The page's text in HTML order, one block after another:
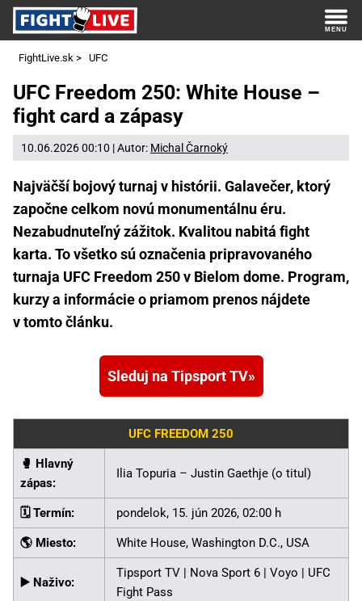
FightLive.sk > UFC
UFC Freedom 250: White House –
fight card a zápasy
10.06.2026 00:10 | Autor: Michal Čarnoký
Najväčší bojový turnaj v histórii. Galavečer, ktorý
započne celkom novú monumentálnu éru.
Nezabudnuteľný zážitok. Kvalitou nabitá fight
karta. To všetko sú označenia pripravovaného
turnaja UFC Freedom 250 v Bielom dome. Program,
kurzy a informácie o priamom prenos nájdete
v tomto článku.
Sleduj na Tipsport TV
UFC FREEDOM 250
🥊️ Hlavný
zápas:
Ilia Topuria – Justin Gaethje (o titul)
🗓️ Termín: pondelok, 15. jún 2026, 02:00 h
🌎 Miesto: White House, Washington D.C., USA
▶️ Naživo:
Tipsport TV | Nova Sport 6 | Voyo | UFC
Fight Pass